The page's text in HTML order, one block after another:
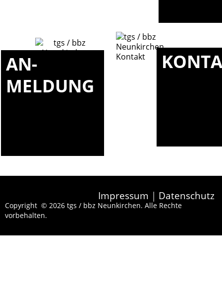
AN-
MELDUNG
Copyright © 2026 tgs / bbz Neunkirchen. Alle Rechte
vorbehalten.
Impressum | Datenschutz